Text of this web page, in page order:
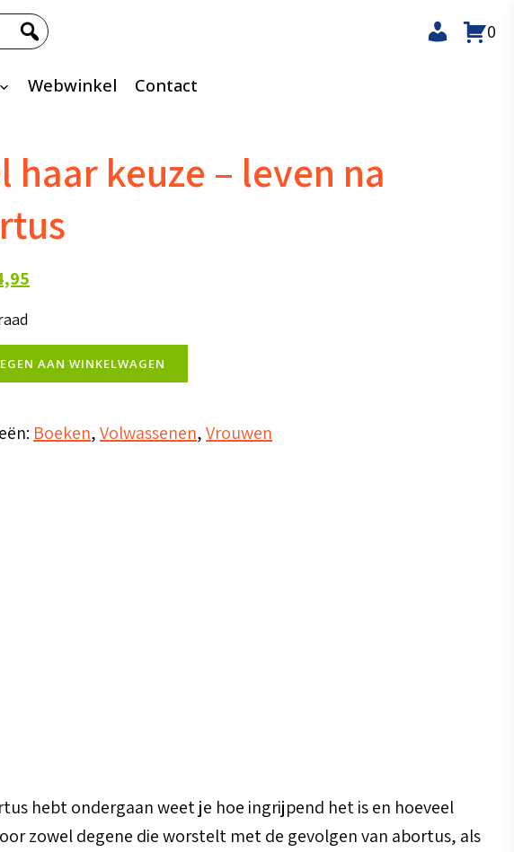
Webwinkel Contact
0
haar keuze – leven na
€ 4,95.
AAN WINKELWAGEN
Boeken,Volwassenen,Vrouwen
hebt ondergaan weet je hoe ingrijpend het is en hoeveel
zowel degene die worstelt met de gevolgen van abortus, als